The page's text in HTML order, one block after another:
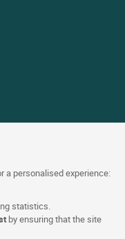
a personalised experience:
statistics.
by ensuring that the site